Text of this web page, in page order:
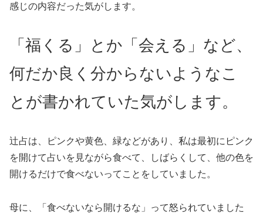
感じの内容だった気がします。
「福くる」とか「会える」など、
何だか良く分からないようなこ
とが書かれていた気がします。
辻占は、ピンクや黄色、緑などがあり、私は最初にピンク
を開けて占いを見ながら食べて、しばらくして、他の色を
開けるだけで食べないってことをしていました。
母に、「食べないなら開けるな」って怒られていました